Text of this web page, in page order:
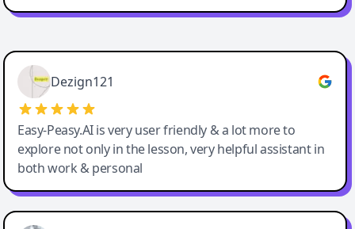
Easy-Peasy AI
Dezign121
Easy-Peasy.AI is very user friendly & a lot more to
explore not only in the lesson, very helpful assistant in
both work & personal